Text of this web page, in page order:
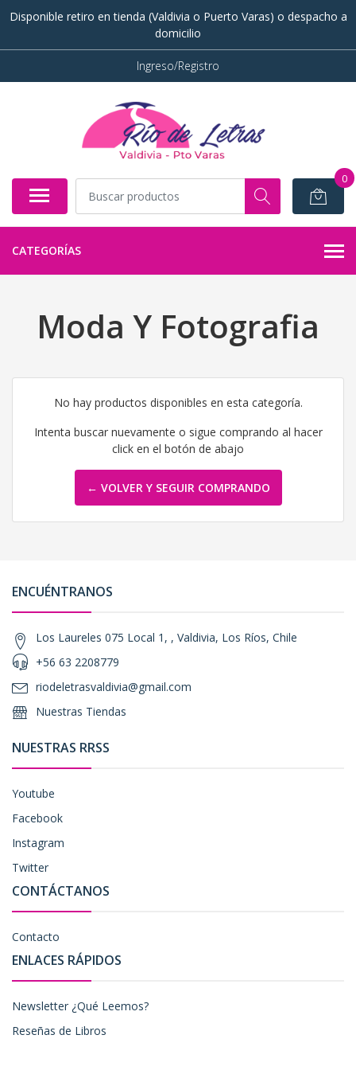
Disponible retiro en tienda (Valdivia o Puerto Varas) o despacho a
domicilio
Ingreso/Registro
0
CATEGORÍAS
Moda Y Fotografia
No hay productos disponibles en esta categoría.
Intenta buscar nuevamente o sigue comprando al hacer
click en el botón de abajo
← VOLVER Y SEGUIR COMPRANDO
ENCUÉNTRANOS
Los Laureles 075 Local 1, , Valdivia, Los Ríos, Chile
+56 63 2208779
riodeletrasvaldivia@gmail.com
Nuestras Tiendas
NUESTRAS RRSS
Youtube
Facebook
Instagram
Twitter
CONTÁCTANOS
Contacto
ENLACES RÁPIDOS
Newsletter ¿Qué Leemos?
Reseñas de Libros